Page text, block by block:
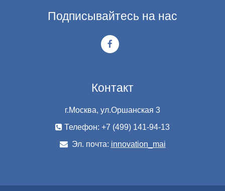
Подписывайтесь на нас
Контакт
г.Москва, ул.Оршанская 3
Телефон: +7 (499) 141-94-13
Эл. почта: innovation_mai